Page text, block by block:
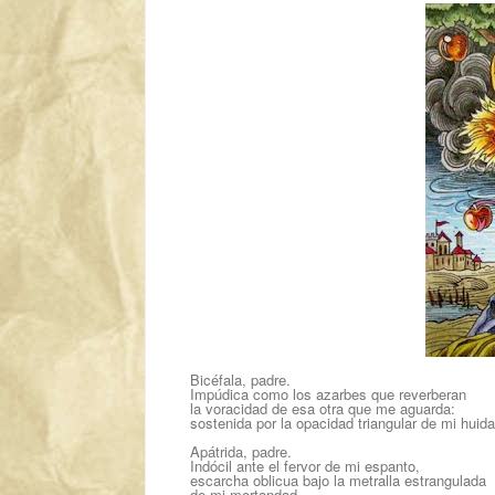
Bicéfala, padre.
Impúdica como los azarbes que reverberan
la voracidad de esa otra que me aguarda:
sostenida por la opacidad triangular de mi
Apátrida, padre.
Indócil ante el fervor de mi espanto,
escarcha oblicua bajo la metralla estrangulada